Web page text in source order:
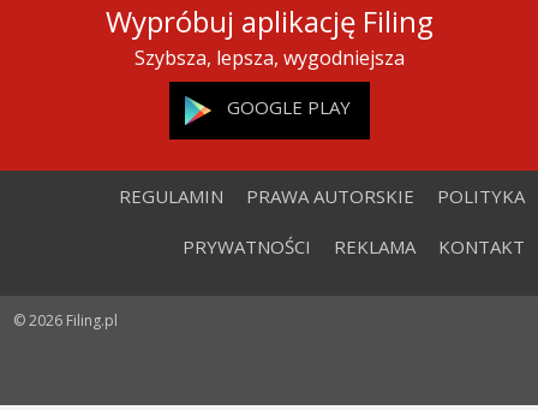
Wypróbuj aplikację Filing
Szybsza, lepsza, wygodniejsza
GOOGLE PLAY
REGULAMIN PRAWA AUTORSKIE POLITYKA
PRYWATNOŚCI REKLAMA KONTAKT
© 2026 Filing.pl